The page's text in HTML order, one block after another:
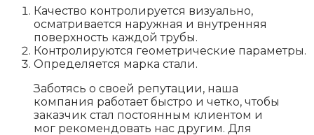
Качество контролируется визуально,
осматривается наружная и внутренняя
поверхность каждой трубы.
Контролируются геометрические параметры.
Определяется марка стали.
Заботясь о своей репутации, наша
компания работает быстро и четко, чтобы
заказчик стал постоянным клиентом и
мог рекомендовать нас другим. Для